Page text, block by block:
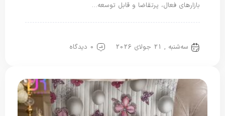
بازارهای فعال، پرتقاضا و قابل توسعه…
سه‌شنبه , 21 جولای 2026 0 دیدگاه